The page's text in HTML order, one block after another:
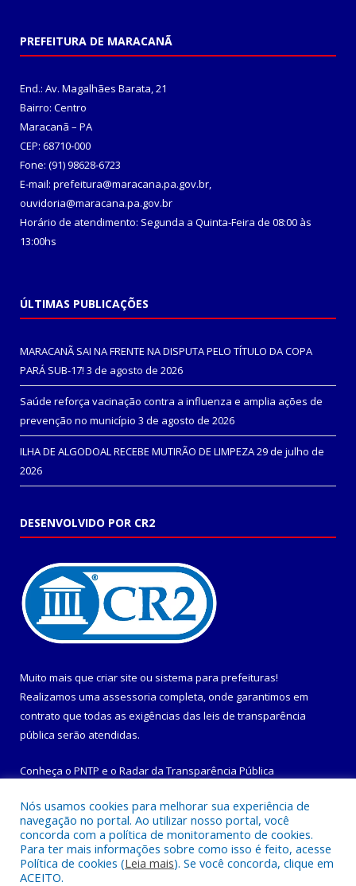
PREFEITURA DE MARACANÃ
End.: Av. Magalhães Barata, 21
Bairro: Centro
Maracanã – PA
CEP: 68710-000
Fone: (91) 98628-6723
E-mail: prefeitura@maracana.pa.gov.br,
ouvidoria@maracana.pa.gov.br
Horário de atendimento: Segunda a Quinta-Feira de 08:00 às
13:00hs
ÚLTIMAS PUBLICAÇÕES
MARACANÃ SAI NA FRENTE NA DISPUTA PELO TÍTULO DA COPA
PARÁ SUB-17! 3 de agosto de 2026
Saúde reforça vacinação contra a influenza e amplia ações de
prevenção no município 3 de agosto de 2026
ILHA DE ALGODOAL RECEBE MUTIRÃO DE LIMPEZA29 de julho de
2026
DESENVOLVIDO POR CR2
Muito mais que criar site ou sistema para prefeituras!
Realizamos uma assessoria completa, onde garantimos em
contrato que todas as exigências das leis de transparência
pública serão atendidas.
Conheça o PNTP e o Radar da Transparência Pública
Todos os direitos reservados a Prefeitura Municipal de
Maracanã.
Nós usamos cookies para melhorar sua experiência de
navegação no portal. Ao utilizar nosso portal, você
concorda com a política de monitoramento de cookies.
Para ter mais informações sobre como isso é feito, acesse
Política de cookies (Leia mais). Se você concorda, clique em
ACEITO.